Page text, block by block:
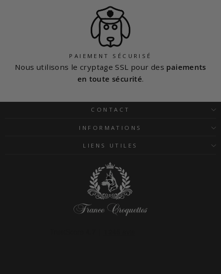
PAIEMENT SÉCURISÉ
Nous utilisons le cryptage SSL pour des paiements
en toute sécurité.
CONTACT
INFORMATIONS
LIENS UTILES